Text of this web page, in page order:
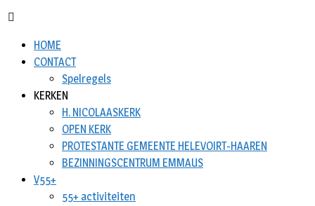
HOME
CONTACT
Spelregels
KERKEN
H. NICOLAASKERK
OPEN KERK
PROTESTANTE GEMEENTE HELEVOIRT-HAAREN
BEZINNINGSCENTRUM EMMAUS
V55+
55+ activiteiten